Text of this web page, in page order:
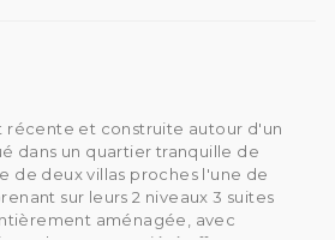
récente et construite autour d'un
dans un quartier tranquille de
de deux villas proches l'une de
sur leurs 2 niveaux 3 suites
aménagée, avec